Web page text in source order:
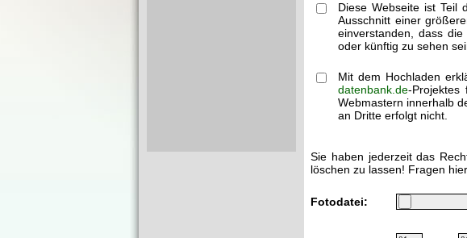
Diese Webseite ist Teil
Ausschnitt einer
einverstanden, dass
oder künftig zu sehen
Mit dem Hochladen
datenbank.de-Projektes
Webmastern innerhalb
an Dritte erfolgt nicht.
Sie haben jederzeit das
löschen zu lassen! Fragen
Fotodatei: